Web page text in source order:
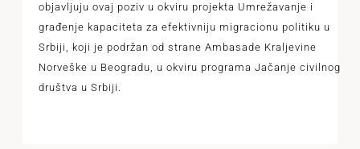
objavljuju ovaj poziv u okviru projekta Umrežavanje i
građenje kapaciteta za efektivniju migracionu politiku u
Srbiji, koji je podržan od strane Ambasade Kraljevine
Norveške u Beogradu, u okviru programa Jačanje civilnog
društva u Srbiji.